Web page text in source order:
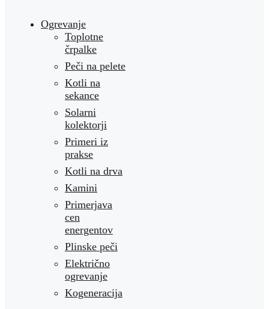
Ogrevanje
Toplotne
črpalke
Peči na pelete
Kotli na
sekance
Solarni
kolektorji
Primeri iz
prakse
Kotli na drva
Kamini
Primerjava
cen
energentov
Plinske peči
Električno
ogrevanje
Kogeneracija